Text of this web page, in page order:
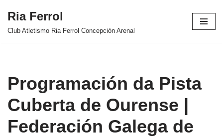
Saltar
Ria Ferrol
Club Atletismo Ria Ferrol Concepción Arenal
Programación da Pista
Cuberta de Ourense |
Federación Galega de